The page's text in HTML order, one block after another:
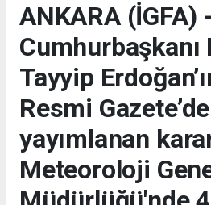
ANKARA (İGFA) -
Cumhurbaşkanı
Tayyip
Resmi Gazete’de
yayımlanan
Meteoroloji